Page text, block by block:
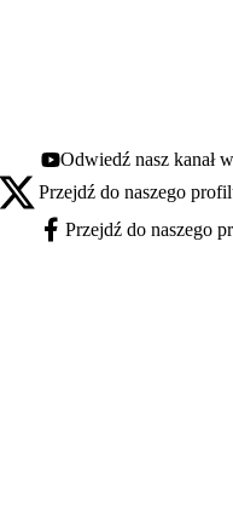
Youtube - otwiera się w nowej
Odwiedź nasz kanał
X - otwiera się w nowej karcie
Przejdź do naszego
Facebook - otwiera się w nowej
Przejdź do naszego